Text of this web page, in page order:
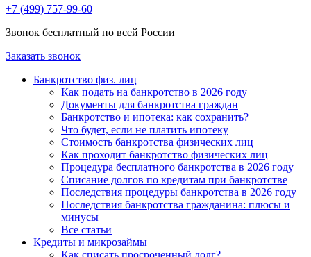
+7 (499) 757-99-60
Звонок бесплатный по всей России
Заказать звонок
Банкротство физ. лиц
Как подать на банкротство в 2026 году
Документы для банкротства граждан
Банкротство и ипотека: как сохранить?
Что будет, если не платить ипотеку
Стоимость банкротства физических лиц
Как проходит банкротство физических лиц
Процедура бесплатного банкротства в 2026 году
Списание долгов по кредитам при банкротстве
Последствия процедуры банкротства в 2026 году
Последствия банкротства гражданина: плюсы и
минусы
Все статьи
Кредиты и микрозаймы
Как списать просроченный долг?